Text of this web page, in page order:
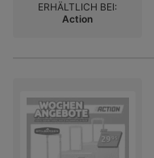
ERHÄLTLICH BEI:
Action